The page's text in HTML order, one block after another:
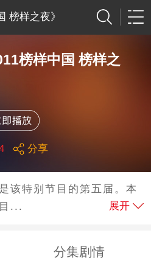
榜样之夜》
榜样中国 榜样之
分享
该特别节目的第五届。本
...
展开
分集剧情